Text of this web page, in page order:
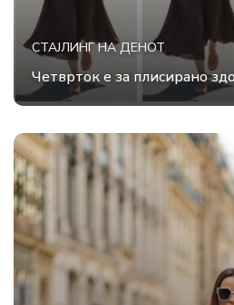
СТАЈЛИНГ НА ДЕНОТ
Четврток е за плисирано